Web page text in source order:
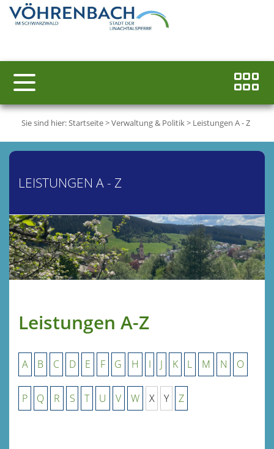
Sie sind hier:Startseite>Verwaltung & Politik> Leistungen A - Z
LEISTUNGEN A - Z
Leistungen A-Z
A B C D E F G H I J K L M N O
P Q R S T U V W X Y Z